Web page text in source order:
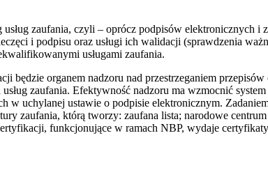
zaufania, czyli – oprócz podpisów elektronicznych i
i podpisu oraz usługi ich walidacji (sprawdzenia
usługami zaufania.
będzie organem nadzoru nad przestrzeganiem przepisów
zaufania. Efektywność nadzoru ma wzmocnić
w uchylanej ustawie o podpisie elektronicznym.
zaufania, którą tworzy: zaufana lista; narodowe
funkcjonujące w ramach NBP, wydaje